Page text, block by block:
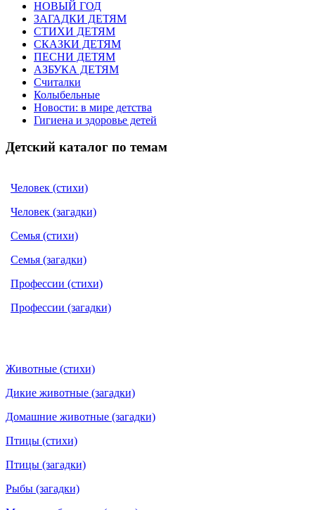
НОВЫЙ ГОД
ЗАГАДКИ ДЕТЯМ
СТИХИ ДЕТЯМ
СКАЗКИ ДЕТЯМ
ПЕСНИ ДЕТЯМ
АЗБУКА ДЕТЯМ
Считалки
Колыбельные
Новости: в мире детства
Гигиена и здоровье детей
Детский каталог по темам
Человек (стихи)
Человек (загадки)
Семья (стихи)
Семья (загадки)
Профессии (стихи)
Профессии (загадки)
Животные (стихи)
Дикие животные (загадки)
Домашние животные (загадки)
Птицы (стихи)
Птицы (загадки)
Рыбы (загадки)